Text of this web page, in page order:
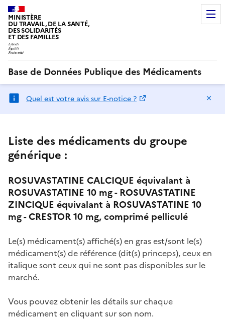
MINISTÈRE
DU TRAVAIL, DE LA SANTÉ,
DES SOLIDARITÉS
ET DES FAMILLES
Base de Données Publique des Médicaments
Quel est votre avis sur E-notice ?
Liste des médicaments du groupe
générique :
ROSUVASTATINE CALCIQUE équivalant à
ROSUVASTATINE 10 mg - ROSUVASTATINE
ZINCIQUE équivalant à ROSUVASTATINE 10
mg - CRESTOR 10 mg, comprimé pelliculé
Le(s) médicament(s) affiché(s) en gras est/sont le(s)
médicament(s) de référence (dit(s) princeps), ceux en
italique sont ceux qui ne sont pas disponibles sur le
marché.
Vous pouvez obtenir les détails sur chaque
médicament en cliquant sur son nom.